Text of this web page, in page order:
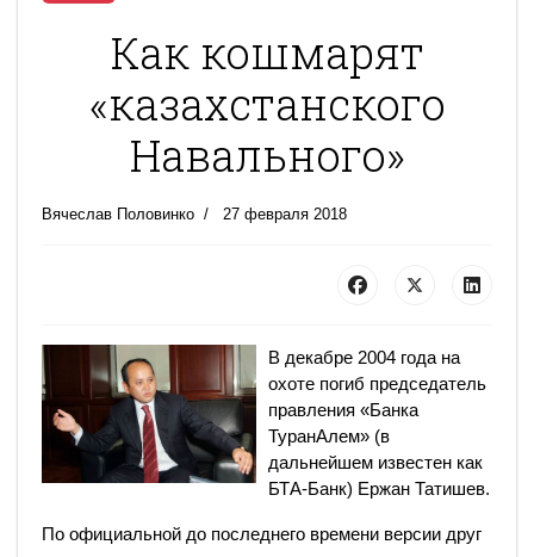
Как кошмарят
«казахстанского
Навального»
Вячеслав Половинко 27 февраля 2018
В декабре 2004 года на
охоте погиб председатель
правления «Банка
ТуранАлем» (в
дальнейшем известен как
БТА-Банк) Ержан Татишев.
По официальной до последнего времени версии друг